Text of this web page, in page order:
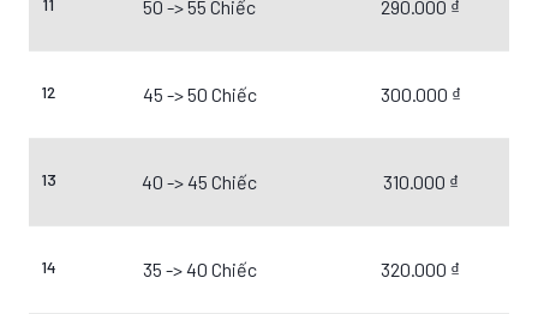
11 50 -> 55 Chiếc 290.000 ₫
12 45 -> 50 Chiếc 300.000 ₫
13 40 -> 45 Chiếc 310.000 ₫
14 35 -> 40 Chiếc 320.000 ₫